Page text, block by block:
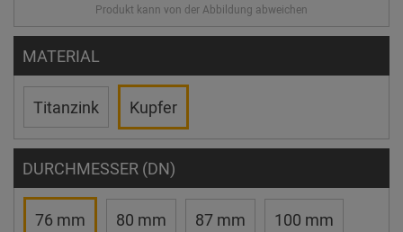
MATERIAL
Titanzink Kupfer
DURCHMESSER (DN)
76 mm 80 mm 87 mm 100 mm